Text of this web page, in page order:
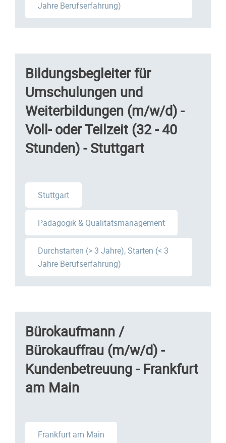
Jahre Berufserfahrung)
Bildungsbegleiter für
Umschulungen und
Weiterbildungen (m/w/d) -
Voll- oder Teilzeit (32 - 40
Stunden) - Stuttgart
Stuttgart
Pädagogik & Qualitätsmanagement
Durchstarten (> 3 Jahre), Starten (< 3
Jahre Berufserfahrung)
Bürokaufmann /
Bürokauffrau (m/w/d) -
Kundenbetreuung - Frankfurt
am Main
Frankfurt am Main